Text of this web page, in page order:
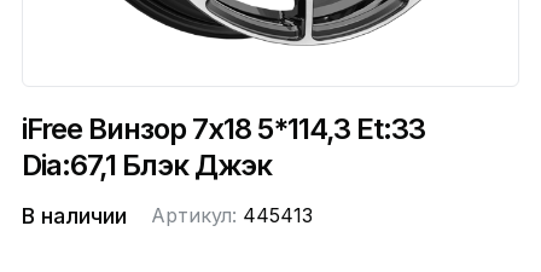
iFree Винзор 7x18 5*114,3 Et:33
Dia:67,1 Блэк Джэк
В наличии Артикул: 445413